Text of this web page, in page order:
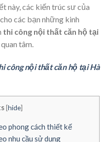
này, các kiến trúc sư của
các bạn những kinh
thi công nội thất căn hộ tại
tâm.
công nội thất căn hộ tại Hà
[hide]
phong cách thiết kế
nhu cầu sử dụng